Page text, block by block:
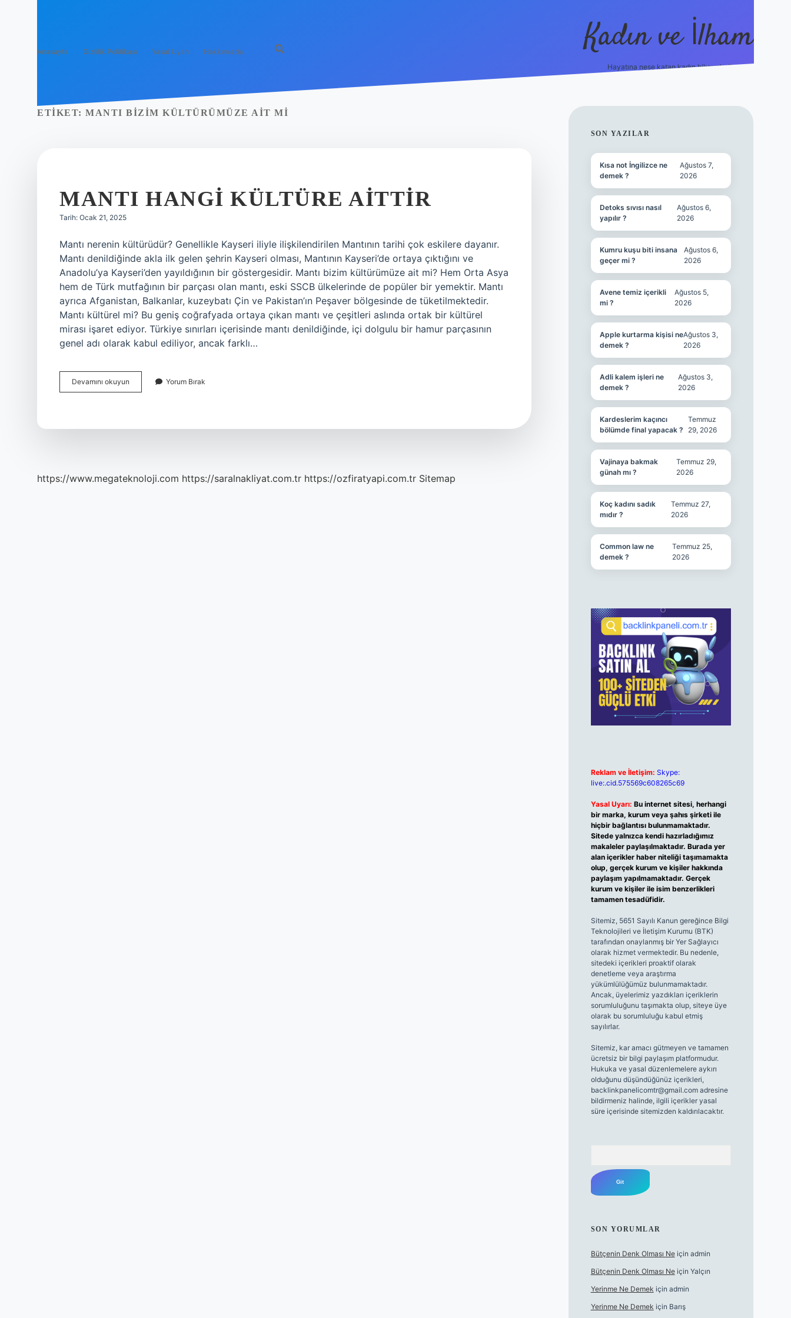
Anasayfa Gizlilik Politikası Yasal Uyarı Hakkımızda Kadın ve İlham
Hayatına neşe katan kadın hikayeleri!
ETIKET: MANTI BIZIM KÜLTÜRÜMÜZE AIT MI
MANTI HANGI KÜLTÜRE AITTIR
Tarih: Ocak 21, 2025
Mantı nerenin kültürüdür? Genellikle Kayseri iliyle ilişkilendirilen Mantının tarihi çok eskilere dayanır.
Mantı denildiğinde akla ilk gelen şehrin Kayseri olması, Mantının Kayseri’de ortaya çıktığını ve
Anadolu’ya Kayseri’den yayıldığının bir göstergesidir. Mantı bizim kültürümüze ait mi? Hem Orta Asya
hem de Türk mutfağının bir parçası olan mantı, eski SSCB ülkelerinde de popüler bir yemektir. Mantı
ayrıca Afganistan, Balkanlar, kuzeybatı Çin ve Pakistan’ın Peşaver bölgesinde de tüketilmektedir.
Mantı kültürel mi? Bu geniş coğrafyada ortaya çıkan mantı ve çeşitleri aslında ortak bir kültürel
mirası işaret ediyor. Türkiye sınırları içerisinde mantı denildiğinde, içi dolgulu bir hamur parçasının
genel adı olarak kabul ediliyor, ancak farklı…
Devamını okuyun
Hangi
Yorum Bırak
https://www.megateknoloji.com https://saralnakliyat.com.tr https://ozfiratyapi.com.tr Sitemap
SIDEBAR
SON YAZILAR
Kısa not İngilizce ne
demek ?
Ağustos 7,
2026
Detoks sıvısı nasıl
yapılır ?
Ağustos 6,
2026
Kumru kuşu biti insana
geçer mi ?
Ağustos 6,
2026
Avene temiz içerikli
mi ?
Ağustos 5,
2026
Apple kurtarma kişisi ne
demek ?
Ağustos 3,
2026
Adli kalem işleri ne
demek ?
Ağustos 3,
2026
Kardeslerim kaçıncı
bölümde final yapacak ?
Temmuz
29, 2026
Vajinaya bakmak
günah mı ?
Temmuz 29,
2026
Koç kadını sadık
mıdır ?
Temmuz 27,
2026
Common law ne
demek ?
Temmuz 25,
2026
Reklam ve İletişim: Skype:
live:.cid.575569c608265c69
Yasal Uyarı: Bu internet sitesi, herhangi
bir marka, kurum veya şahıs şirketi ile
hiçbir bağlantısı bulunmamaktadır.
Sitede yalnızca kendi hazırladığımız
makaleler paylaşılmaktadır. Burada yer
alan içerikler haber niteliği taşımamakta
olup, gerçek kurum ve kişiler hakkında
paylaşım yapılmamaktadır. Gerçek
kurum ve kişiler ile isim benzerlikleri
tamamen tesadüfidir.
Sitemiz, 5651 Sayılı Kanun gereğince Bilgi
Teknolojileri ve İletişim Kurumu (BTK)
tarafından onaylanmış bir Yer Sağlayıcı
olarak hizmet vermektedir. Bu nedenle,
sitedeki içerikleri proaktif olarak
denetleme veya araştırma
yükümlülüğümüz bulunmamaktadır.
Ancak, üyelerimiz yazdıkları içeriklerin
sorumluluğunu taşımakta olup, siteye üye
olarak bu sorumluluğu kabul etmiş
sayılırlar.
Sitemiz, kar amacı gütmeyen ve tamamen
ücretsiz bir bilgi paylaşım platformudur.
Hukuka ve yasal düzenlemelere aykırı
olduğunu düşündüğünüz içerikleri,
backlinkpanelicomtr@gmail.comadresine
bildirmeniz halinde, ilgili içerikler yasal
süre içerisinde sitemizden kaldırılacaktır.
SON YORUMLAR
Bütçenin Denk Olması Neiçin admin
Bütçenin Denk Olması Neiçin Yalçın
Yerinme Ne Demek için admin
Yerinme Ne Demek için Barış
https://